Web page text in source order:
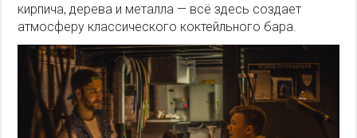
кирпича, дерева и металла — всё здесь создает
атмосферу классического коктейльного бара.